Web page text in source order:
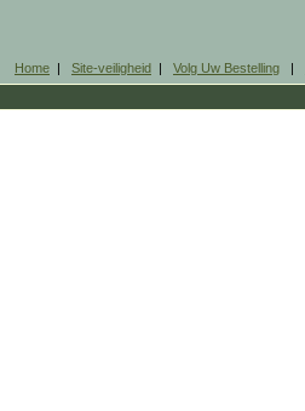
Home | Site-veiligheid | Volg Uw Bestelling |